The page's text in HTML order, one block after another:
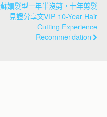
蘇姍髮型一年半沒剪，十年剪髮
見證分享文VIP 10-Year Hair
Cutting Experience
Recommendation